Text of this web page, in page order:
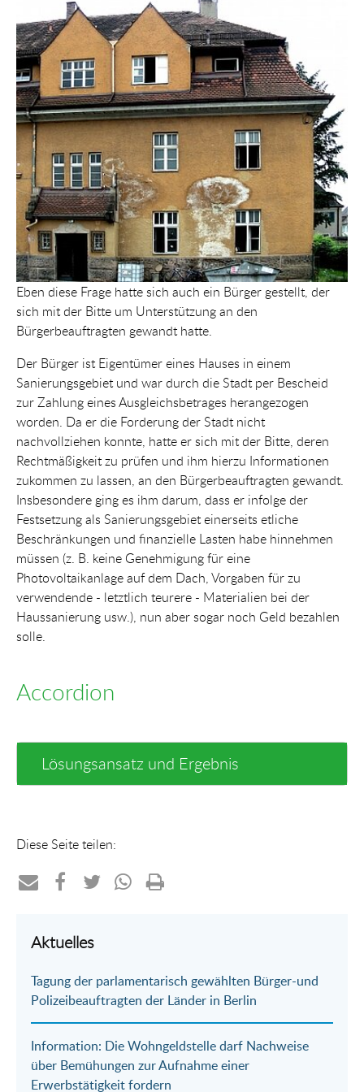
Eben diese Frage hatte sich auch ein Bürger gestellt, der
sich mit der Bitte um Unterstützung an den
Bürgerbeauftragten gewandt hatte.
Der Bürger ist Eigentümer eines Hauses in einem
Sanierungsgebiet und war durch die Stadt per Bescheid
zur Zahlung eines Ausgleichsbetrages herangezogen
worden. Da er die Forderung der Stadt nicht
nachvollziehen konnte, hatte er sich mit der Bitte, deren
Rechtmäßigkeit zu prüfen und ihm hierzu Informationen
zukommen zu lassen, an den Bürgerbeauftragten gewandt.
Insbesondere ging es ihm darum, dass er infolge der
Festsetzung als Sanierungsgebiet einerseits etliche
Beschränkungen und finanzielle Lasten habe hinnehmen
müssen (z. B. keine Genehmigung für eine
Photovoltaikanlage auf dem Dach, Vorgaben für zu
verwendende - letztlich teurere - Materialien bei der
Haussanierung usw.), nun aber sogar noch Geld bezahlen
solle.
Accordion
Lösungsansatz und Ergebnis
Diese Seite teilen:
per
Mail
auf
Aktuelles
Tagung der parlamentarisch gewählten Bürger-und
Polizeibeauftragten der Länder in Berlin
Information: Die Wohngeldstelle darf Nachweise
über Bemühungen zur Aufnahme einer
Erwerbstätigkeit fordern